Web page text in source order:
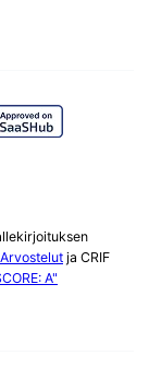
ja CRIF
A"